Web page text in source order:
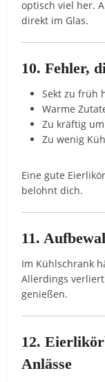
optisch viel her.
direkt im Glas.
10. Fehler,
Sekt zu früh
Warme
Zu kräftig
Zu wenig
Eine gute
belohnt dich.
11.
Im Kühlschrank
Allerdings
genießen.
12.
Anlässe